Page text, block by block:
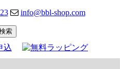
info@bbl-shop.com